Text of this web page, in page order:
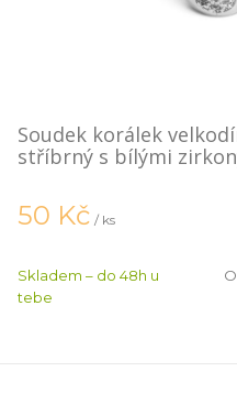
Soudek korálek
stříbrný s bílými
50 Kč / ks
Skladem – do 48h u
tebe